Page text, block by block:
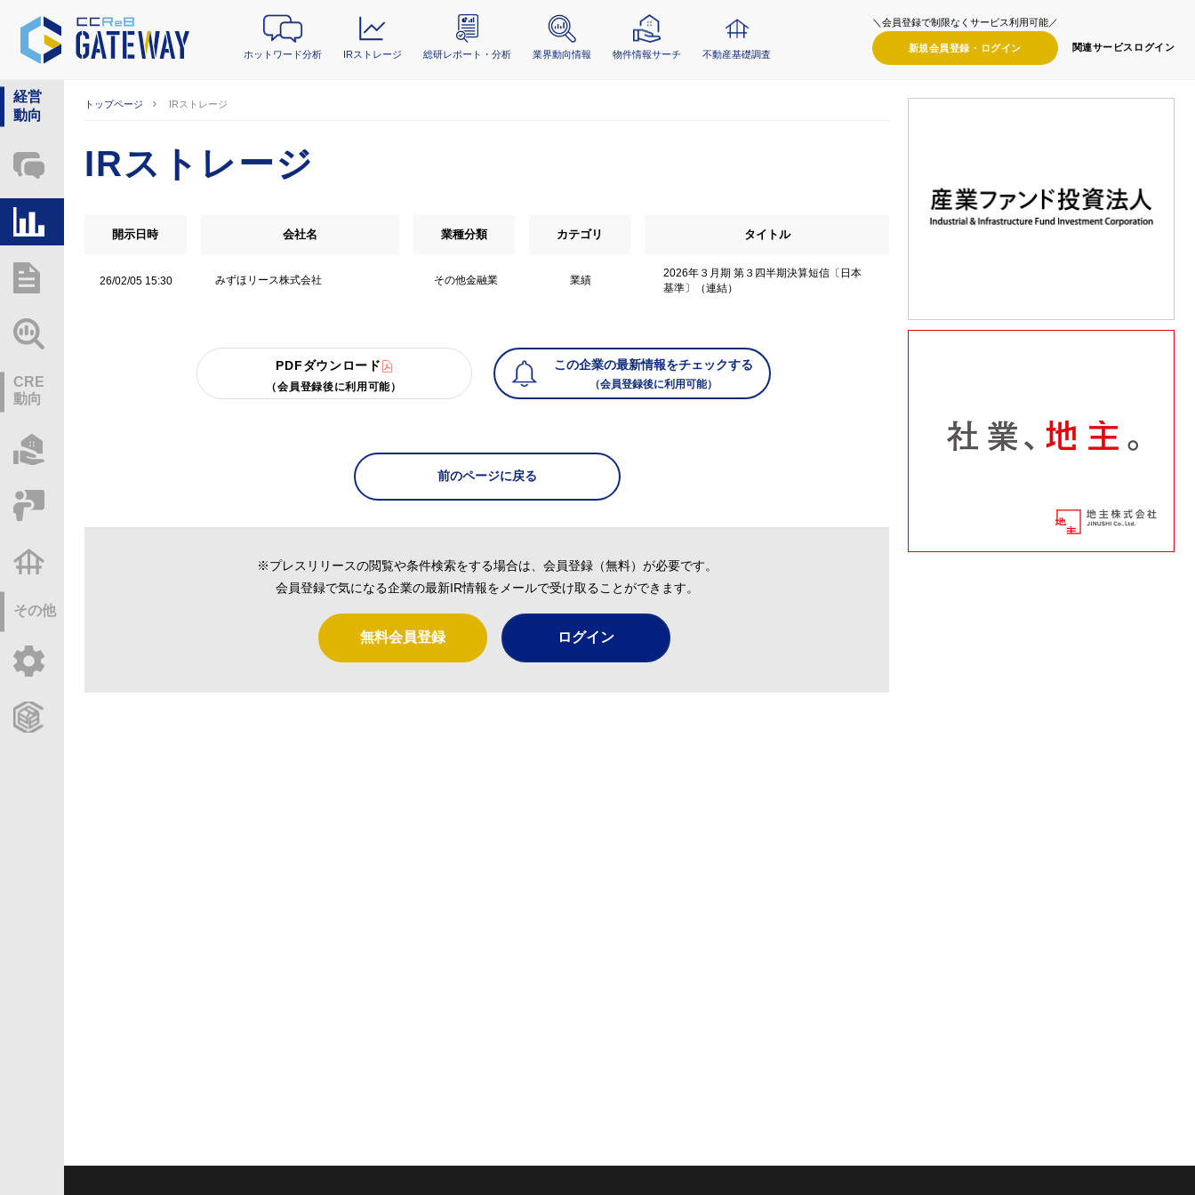
ホットワード分析 IRストレージ 総研レポート・分析 業界動向情報 物件情報サーチ 不動産基礎調査
＼会員登録で制限なくサービス利用可能／
新規会員登録・ ログイン 関連サービス ログイン
経営
動向
ホットワード分析
総研レポート・分析
CRE
動向
その他
トップページ IRストレージ
IRストレージ
開示日時 会社名 業種分類 カテゴリ タイトル
26/02/05 15:30 みずほリース株式会社 その他金融業 業績
2026年３月期 第３四半期決算短信〔日本
基準〕（連結）
PDFダウンロード
（会員登録後に利用可能）
この企業の最新情報をチェックする
（会員登録後に利用可能）
前のページに戻る
※プレスリリースの閲覧や条件検索をする場合は、会員登録（無料）が必要です。
会員登録で気になる企業の最新IR情報をメールで受け取ることができます。
無料会員登録 ログイン